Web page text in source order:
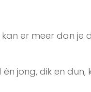
er meer dan je
jong, dik en dun,